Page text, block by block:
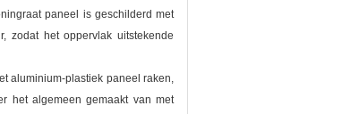
paneel is geschilderd met
zodat het oppervlak uitstekende
aluminium-plastiek paneel raken,
het algemeen gemaakt van met